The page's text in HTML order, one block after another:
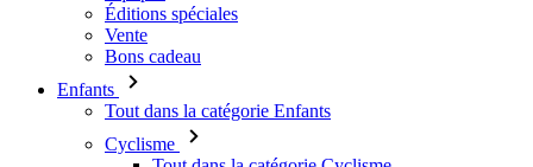
Éditions spéciales
Vente
Bons cadeau
Enfants
Tout dans la catégorie Enfants
Cyclisme